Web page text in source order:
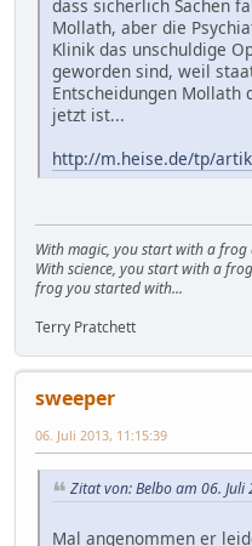
dass sicherlich Sachen
Mollath, aber die
Klinik das unschuldige
geworden sind, weil
Entscheidungen Mollath
jetzt ist...
http://m.heise.de/tp/
With magic, you start with a
With science, you start with a
frog you started with...
Terry Pratchett
sweeper
06. Juli 2013, 11:15:39
Zitat von: Belbo am 06. Juli
Mal angenommen er